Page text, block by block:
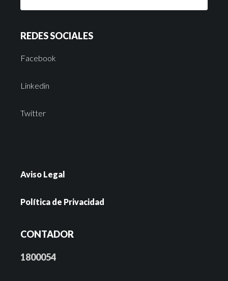
REDES SOCIALES
Facebook
Linkedin
Twitter
Aviso Legal
Política de Privacidad
CONTADOR
1800054